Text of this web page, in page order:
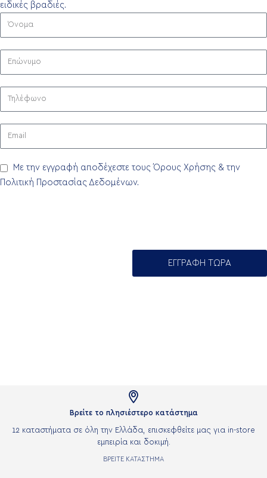
ειδικές βραδιές.
Με την εγγραφή αποδέχεστε τους Όρους Χρήσης & την
Πολιτική Προστασίας Δεδομένων.
ΕΓΓΡΑΦΗ ΤΩΡΑ

Βρείτε το πλησιέστερο κατάστημα
12 καταστήματα σε όλη την Ελλάδα, επισκεφθείτε μας για in-store
εμπειρία και δοκιμή.
ΒΡΕΙΤΕ ΚΑΤΑΣΤΗΜΑ